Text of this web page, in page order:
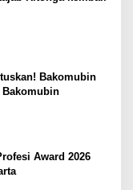
Bakomubin
Bakomubin
Award 2026